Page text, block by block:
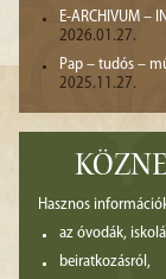
E-ARCHIVUM –
2026.01.27.
Pap – tudós –
2025.11.27.
Hasznos
az óvodák,
beiratkozásról,